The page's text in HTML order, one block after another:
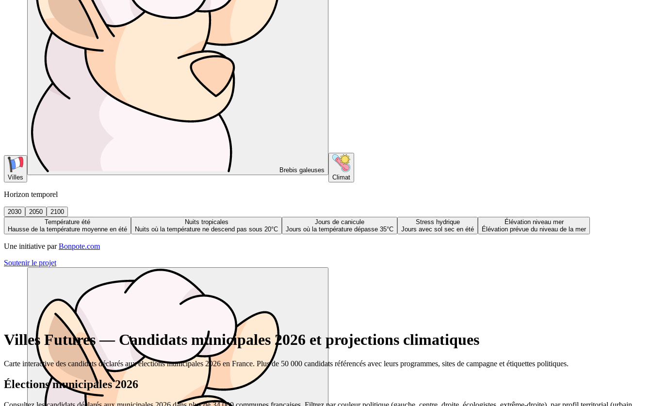
Villes
Brebis galeuses
Climat
Horizon temporel
2030 2050
2100
Température été
Hausse de la température moyenne en été
Nuits tropicales
Nuits où la température ne descend pas sous 20°C
Jours de canicule
Jours où la température dépasse 35°C
Stress hydrique
Jours avec sol sec en été
Élévation niveau mer
Élévation prévue du niveau de la mer
Une initiative par Bonpote.com
Soutenir le projet
Villes Futures — Candidats municipales 2026 et projections climatiques
Carte interactive des candidats déclarés aux élections municipales 2026 en France. Plus de 50 000 candidats référencés avec leurs programmes, sites de campagne et étiquettes politiques.
Élections municipales 2026